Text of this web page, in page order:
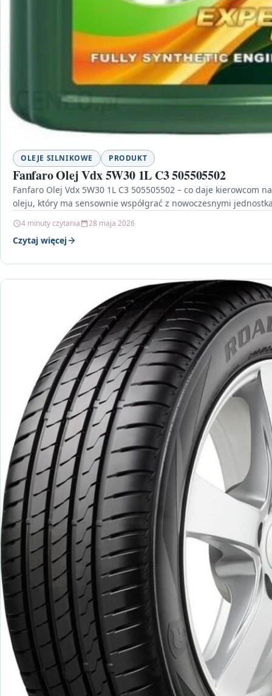
OLEJE SILNIKOWE PRODUKT
Fanfaro Olej Vdx 5W30 1L C3 505505502
Fanfaro Olej Vdx 5W30 1L C3 505505502 – co daje kierowcom
oleju, który ma sensownie współgrać z nowoczesnymi
4 minuty czytania 28 maja 2026
Czytaj więcej